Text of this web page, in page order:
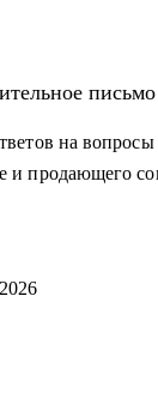
на
и продающего